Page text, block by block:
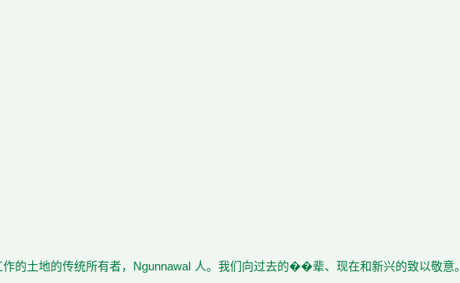
的土地的传统所有者，Ngunnawal 人。我们向过去的��辈、现在和新兴的致以敬意。